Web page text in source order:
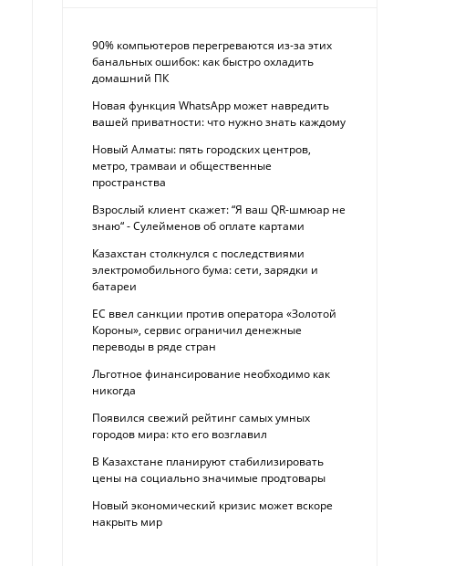
90% компьютеров перегреваются из-за этих
банальных ошибок: как быстро охладить
домашний ПК
Новая функция WhatsApp может навредить
вашей приватности: что нужно знать каждому
Новый Алматы: пять городских центров,
метро, трамваи и общественные
пространства
Взрослый клиент скажет: “Я ваш QR-шмюар не
знаю“ - Сулейменов об оплате картами
Казахстан столкнулся с последствиями
электромобильного бума: сети, зарядки и
батареи
ЕС ввел санкции против оператора «Золотой
Короны», сервис ограничил денежные
переводы в ряде стран
Льготное финансирование необходимо как
никогда
Появился свежий рейтинг самых умных
городов мира: кто его возглавил
В Казахстане планируют стабилизировать
цены на социально значимые продтовары
Новый экономический кризис может вскоре
накрыть мир